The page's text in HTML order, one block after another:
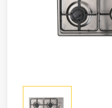
Electroménager
Sécurité